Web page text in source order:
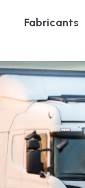
Fabricants